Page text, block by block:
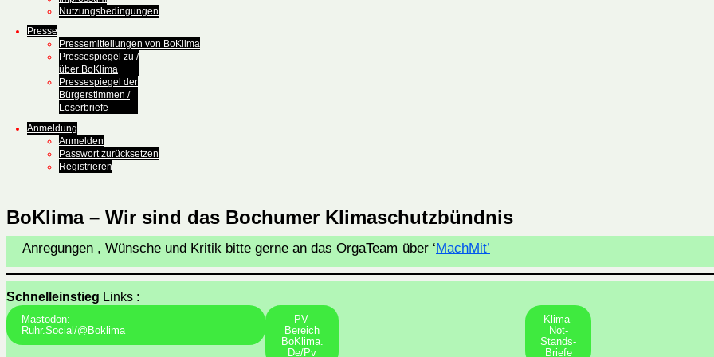
Nutzungsbedingungen
Presse
Pressemitteilungen von BoKlima
Pressespiegel zu /
über BoKlima
Pressespiegel der
Bürgerstimmen /
Leserbriefe
Anmeldung
Anmelden
Passwort zurücksetzen
Registrieren
BoKlima – Wir sind das Bochumer Klimaschutzbündnis
Anregungen , Wünsche und Kritik bitte gerne an das OrgaTeam über ‘MachMit’
Schnelleinstieg Links :
Mastodon:
Ruhr.social/@boklima
PV-
Bereich
BoKlima.
De/pv
Klima-
Not-
Stands-
Briefe